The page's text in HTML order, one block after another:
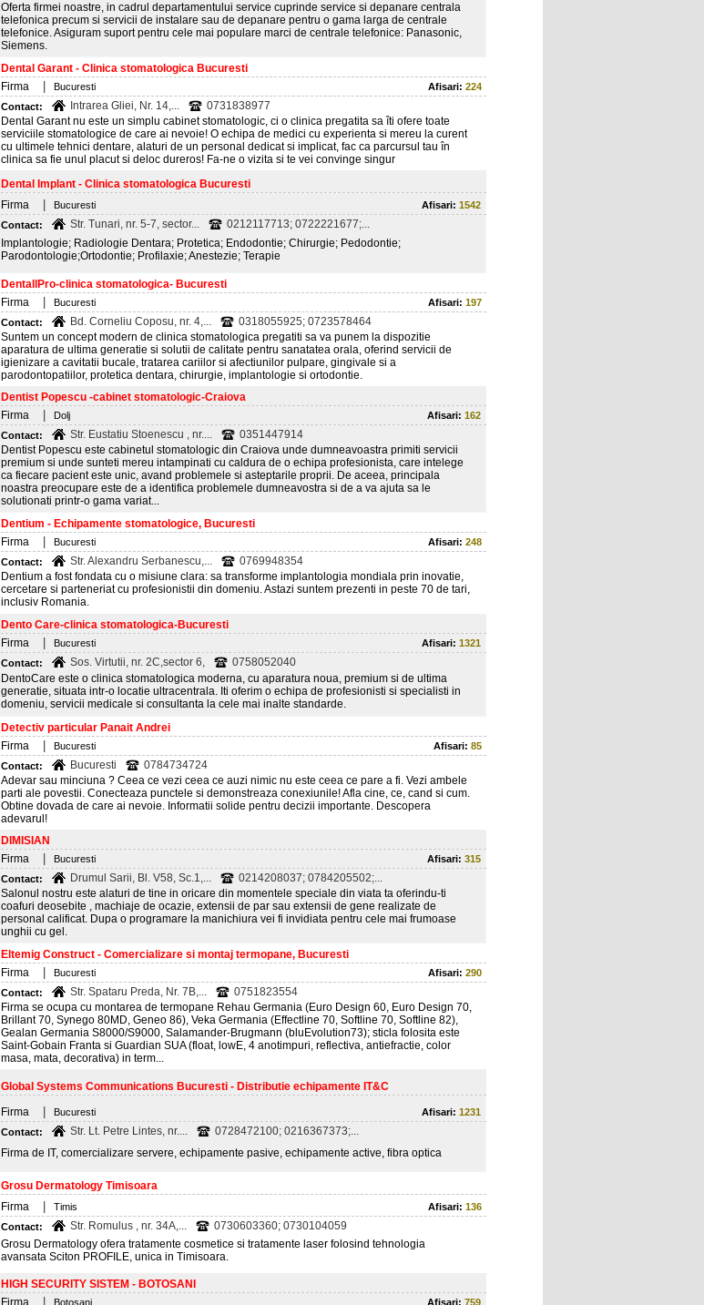
Oferta firmei noastre, in cadrul departamentului service cuprinde service si depanare centrala
telefonica precum si servicii de instalare sau de depanare pentru o gama larga de centrale
telefonice. Asiguram suport pentru cele mai populare marci de centrale telefonice: Panasonic,
Siemens.
Dental Garant - Clinica stomatologica Bucuresti
Firma
Bucuresti Afisari: 224
Contact:
Intrarea Gliei, Nr. 14,...
0731838977
Dental Garant nu este un simplu cabinet stomatologic, ci o clinica pregatita sa îti ofere toate
serviciile stomatologice de care ai nevoie! O echipa de medici cu experienta si mereu la curent
cu ultimele tehnici dentare, alaturi de un personal dedicat si implicat, fac ca parcursul tau în
clinica sa fie unul placut si deloc dureros! Fa-ne o vizita si te vei convinge singur
Dental Implant - Clinica stomatologica Bucuresti
Firma
Bucuresti Afisari: 1542
Contact:
Str. Tunari, nr. 5-7, sector...
0212117713; 0722221677;...
Implantologie; Radiologie Dentara; Protetica; Endodontie; Chirurgie; Pedodontie;
Parodontologie;Ortodontie; Profilaxie; Anestezie; Terapie
DentallPro-clinica stomatologica- Bucuresti
Firma
Bucuresti Afisari: 197
Contact:
Bd. Corneliu Coposu, nr. 4,...
0318055925; 0723578464
Suntem un concept modern de clinica stomatologica pregatiti sa va punem la dispozitie
aparatura de ultima generatie si solutii de calitate pentru sanatatea orala, oferind servicii de
igienizare a cavitatii bucale, tratarea cariilor si afectiunilor pulpare, gingivale si a
parodontopatiilor, protetica dentara, chirurgie, implantologie si ortodontie.
Dentist Popescu -cabinet stomatologic-Craiova
Firma
Dolj Afisari: 162
Contact:
Str. Eustatiu Stoenescu , nr....
0351447914
Dentist Popescu este cabinetul stomatologic din Craiova unde dumneavoastra primiti servicii
premium si unde sunteti mereu intampinati cu caldura de o echipa profesionista, care intelege
ca fiecare pacient este unic, avand problemele si asteptarile proprii. De aceea, principala
noastra preocupare este de a identifica problemele dumneavostra si de a va ajuta sa le
solutionati printr-o gama variat...
Dentium - Echipamente stomatologice, Bucuresti
Firma
Bucuresti Afisari: 248
Contact:
Str. Alexandru Serbanescu,...
0769948354
Dentium a fost fondata cu o misiune clara: sa transforme implantologia mondiala prin inovatie,
cercetare si parteneriat cu profesionistii din domeniu. Astazi suntem prezenti in peste 70 de tari,
inclusiv Romania.
Dento Care-clinica stomatologica-Bucuresti
Firma
Bucuresti Afisari: 1321
Contact:
Sos. Virtutii, nr. 2C,sector 6,
0758052040
DentoCare este o clinica stomatologica moderna, cu aparatura noua, premium si de ultima
generatie, situata intr-o locatie ultracentrala. Iti oferim o echipa de profesionisti si specialisti in
domeniu, servicii medicale si consultanta la cele mai inalte standarde.
Detectiv particular Panait Andrei
Firma
Bucuresti Afisari: 85
Contact:
Bucuresti
0784734724
Adevar sau minciuna ? Ceea ce vezi ceea ce auzi nimic nu este ceea ce pare a fi. Vezi ambele
parti ale povestii. Conecteaza punctele si demonstreaza conexiunile! Afla cine, ce, cand si cum.
Obtine dovada de care ai nevoie. Informatii solide pentru decizii importante. Descopera
adevarul!
DIMISIAN
Firma
Bucuresti Afisari: 315
Contact:
Drumul Sarii, Bl. V58, Sc.1,...
0214208037; 0784205502;...
Salonul nostru este alaturi de tine in oricare din momentele speciale din viata ta oferindu-ti
coafuri deosebite , machiaje de ocazie, extensii de par sau extensii de gene realizate de
personal calificat. Dupa o programare la manichiura vei fi invidiata pentru cele mai frumoase
unghii cu gel.
Eltemig Construct - Comercializare si montaj termopane, Bucuresti
Firma
Bucuresti Afisari: 290
Contact:
Str. Spataru Preda, Nr. 7B,...
0751823554
Firma se ocupa cu montarea de termopane Rehau Germania (Euro Design 60, Euro Design 70,
Brillant 70, Synego 80MD, Geneo 86), Veka Germania (Effectline 70, Softline 70, Softline 82),
Gealan Germania S8000/S9000, Salamander-Brugmann (bluEvolution73); sticla folosita este
Saint-Gobain Franta si Guardian SUA (float, lowE, 4 anotimpuri, reflectiva, antiefractie, color
masa, mata, decorativa) in term...
Global Systems Communications Bucuresti - Distributie echipamente IT&C
Firma
Bucuresti Afisari: 1231
Contact:
Str. Lt. Petre Lintes, nr....
0728472100; 0216367373;...
Firma de IT, comercializare servere, echipamente pasive, echipamente active, fibra optica
Grosu Dermatology Timisoara
Firma
Timis Afisari: 136
Contact:
Str. Romulus , nr. 34A,...
0730603360; 0730104059
Grosu Dermatology ofera tratamente cosmetice si tratamente laser folosind tehnologia
avansata Sciton PROFILE, unica in Timisoara.
HIGH SECURITY SISTEM - BOTOSANI
Firma
Botosani Afisari: 759